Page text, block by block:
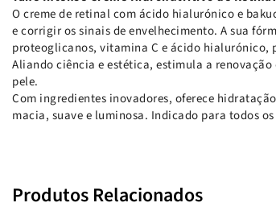
O creme de retinal com ácido hialurónico e
e corrigir os sinais de envelhecimento. A sua
proteoglicanos, vitamina C e ácido hialurónico,
Aliando ciência e estética, estimula a
pele.
Com ingredientes inovadores, oferece
macia, suave e luminosa. Indicado para todos
Produtos Relacionados